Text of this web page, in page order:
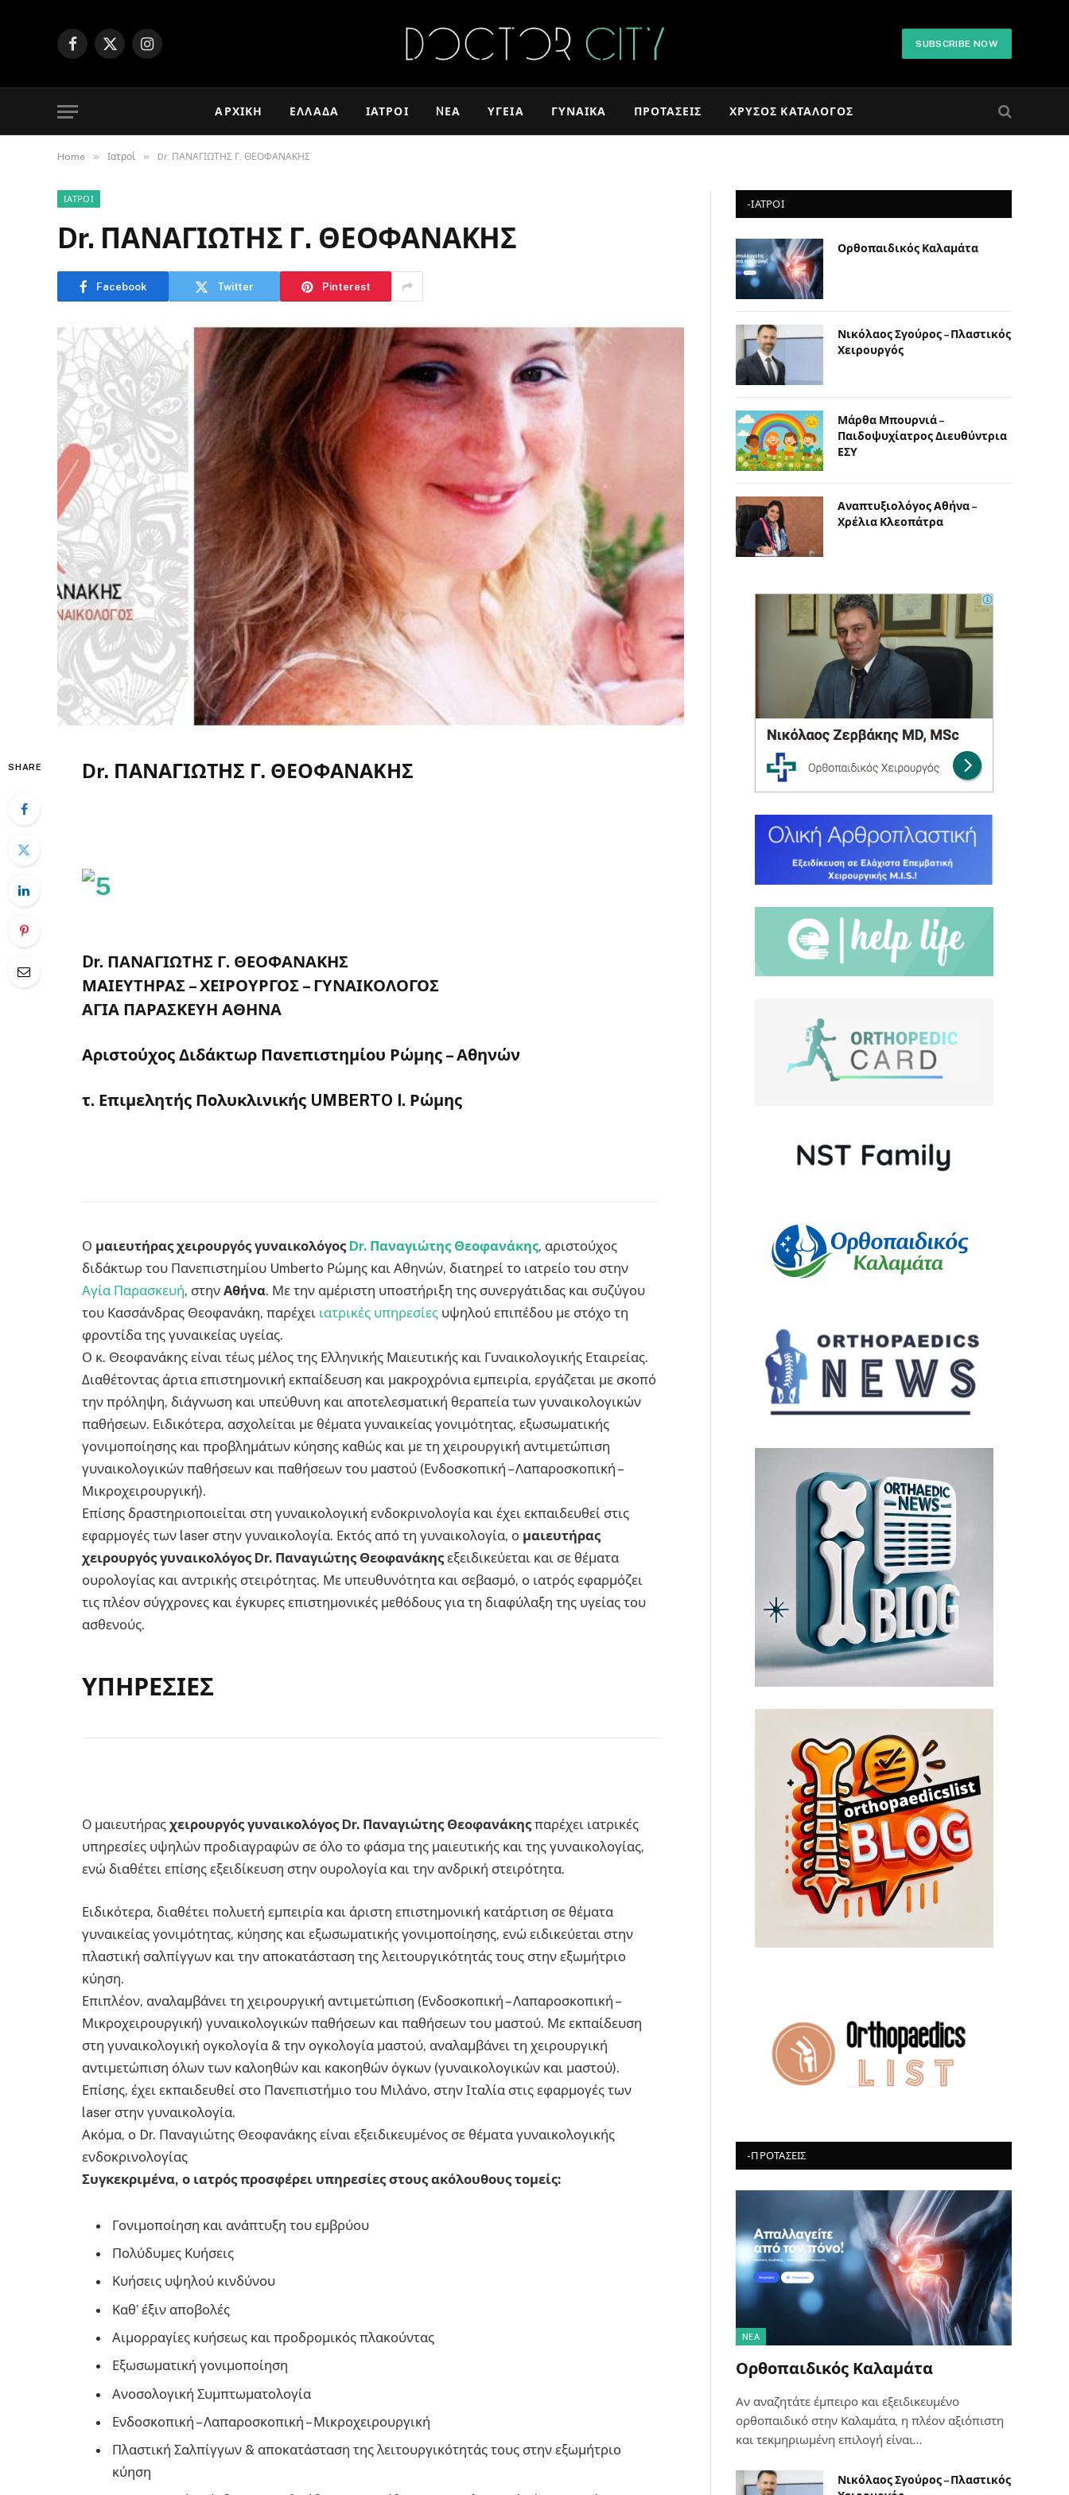
Facebook
X
Instagram
SUBSCRIBE NOW
ΑΡΧΙΚΉ ΕΛΛΆΔΑ ΙΑΤΡΟΊ NΈΑ ΥΓΕΊΑ ΓΥΝΑΊΚΑ ΠΡΟΤΆΣΕΙΣ ΧΡΥΣΌΣ ΚΑΤΆΛΟΓΟΣ
Home » Ιατροί » Dr. ΠΑΝΑΓΙΩΤΗΣ Γ. ΘΕΟΦΑΝΑΚΗΣ
ΙΑΤΡΟΊ
Dr. ΠΑΝΑΓΙΩΤΗΣ Γ. ΘΕΟΦΑΝΑΚΗΣ
Facebook Twitter Pinterest
SHARE Dr. ΠΑΝΑΓΙΩΤΗΣ Γ. ΘΕΟΦΑΝΑΚΗΣ
Dr. ΠΑΝΑΓΙΩΤΗΣ Γ. ΘΕΟΦΑΝΑΚΗΣ
ΜΑΙΕΥΤΗΡΑΣ – ΧΕΙΡΟΥΡΓΟΣ – ΓΥΝΑΙΚΟΛΟΓΟΣ
ΑΓΙΑ ΠΑΡΑΣΚΕΥΗ ΑΘΗΝΑ
Αριστούχος Διδάκτωρ Πανεπιστημίου Ρώμης – Αθηνών
τ. Επιμελητής Πολυκλινικής UMBERTO I. Ρώμης
Ο μαιευτήρας χειρουργός γυναικολόγος Dr. Παναγιώτης Θεοφανάκης, αριστούχος
διδάκτωρ του Πανεπιστημίου Umberto Ρώμης και Αθηνών, διατηρεί το ιατρείο του στην
Αγία Παρασκευή, στην Αθήνα. Με την αμέριστη υποστήριξη της συνεργάτιδας και συζύγου
του Κασσάνδρας Θεοφανάκη, παρέχει ιατρικές υπηρεσίες υψηλού επιπέδου με στόχο τη
φροντίδα της γυναικείας υγείας.
Ο κ. Θεοφανάκης είναι τέως μέλος της Ελληνικής Μαιευτικής και Γυναικολογικής Εταιρείας.
Διαθέτοντας άρτια επιστημονική εκπαίδευση και μακροχρόνια εμπειρία, εργάζεται με σκοπό
την πρόληψη, διάγνωση και υπεύθυνη και αποτελεσματική θεραπεία των γυναικολογικών
παθήσεων. Ειδικότερα, ασχολείται με θέματα γυναικείας γονιμότητας, εξωσωματικής
γονιμοποίησης και προβλημάτων κύησης καθώς και με τη χειρουργική αντιμετώπιση
γυναικολογικών παθήσεων και παθήσεων του μαστού (Ενδοσκοπική – Λαπαροσκοπική –
Μικροχειρουργική).
Επίσης δραστηριοποιείται στη γυναικολογική ενδοκρινολογία και έχει εκπαιδευθεί στις
εφαρμογές των laser στην γυναικολογία. Εκτός από τη γυναικολογία, ο μαιευτήρας
χειρουργός γυναικολόγος Dr. Παναγιώτης Θεοφανάκης εξειδικεύεται και σε θέματα
ουρολογίας και αντρικής στειρότητας. Με υπευθυνότητα και σεβασμό, ο ιατρός εφαρμόζει
τις πλέον σύγχρονες και έγκυρες επιστημονικές μεθόδους για τη διαφύλαξη της υγείας του
ασθενούς.
ΥΠΗΡΕΣΙΕΣ
O μαιευτήρας χειρουργός γυναικολόγος Dr. Παναγιώτης Θεοφανάκης παρέχει ιατρικές
υπηρεσίες υψηλών προδιαγραφών σε όλο το φάσμα της μαιευτικής και της γυναικολογίας,
ενώ διαθέτει επίσης εξειδίκευση στην ουρολογία και την ανδρική στειρότητα.
Ειδικότερα, διαθέτει πολυετή εμπειρία και άριστη επιστημονική κατάρτιση σε θέματα
γυναικείας γονιμότητας, κύησης και εξωσωματικής γονιμοποίησης, ενώ ειδικεύεται στην
πλαστική σαλπίγγων και την αποκατάσταση της λειτουργικότητάς τους στην εξωμήτριο
κύηση.
Επιπλέον, αναλαμβάνει τη χειρουργική αντιμετώπιση (Ενδοσκοπική – Λαπαροσκοπική –
Μικροχειρουργική) γυναικολογικών παθήσεων και παθήσεων του μαστού. Με εκπαίδευση
στη γυναικολογική ογκολογία & την ογκολογία μαστού, αναλαμβάνει τη χειρουργική
αντιμετώπιση όλων των καλοηθών και κακοηθών όγκων (γυναικολογικών και μαστού).
Επίσης, έχει εκπαιδευθεί στο Πανεπιστήμιο του Μιλάνο, στην Ιταλία στις εφαρμογές των
laser στην γυναικολογία.
Ακόμα, ο Dr. Παναγιώτης Θεοφανάκης είναι εξειδικευμένος σε θέματα γυναικολογικής
ενδοκρινολογίας
Συγκεκριμένα, ο ιατρός προσφέρει υπηρεσίες στους ακόλουθους τομείς:
Γονιμοποίηση και ανάπτυξη του εμβρύου
Πολύδυμες Κυήσεις
Κυήσεις υψηλού κινδύνου
Καθ’ έξιν αποβολές
Αιμορραγίες κυήσεως και προδρομικός πλακούντας
Εξωσωματική γονιμοποίηση
Ανοσολογική Συμπτωματολογία
Ενδοσκοπική – Λαπαροσκοπική – Μικροχειρουργική
Πλαστική Σαλπίγγων & αποκατάσταση της λειτουργικότητάς τους στην εξωμήτριο
κύηση
-ΙΑΤΡΟΙ
Ορθοπαιδικός Καλαμάτα
Νικόλαος Σγούρος – Πλαστικός
Χειρουργός
Μάρθα Μπουρνιά –
Παιδοψυχίατρος Διευθύντρια
ΕΣΥ
Αναπτυξιολόγος Αθήνα –
Χρέλια Κλεοπάτρα
-ΠΡΟΤΆΣΕΙΣ
NΈΑ
Ορθοπαιδικός Καλαμάτα
Αν αναζητάτε έμπειρο και εξειδικευμένο
ορθοπαιδικό στην Καλαμάτα, η πλέον αξιόπιστη
και τεκμηριωμένη επιλογή είναι…
Νικόλαος Σγούρος – Πλαστικός